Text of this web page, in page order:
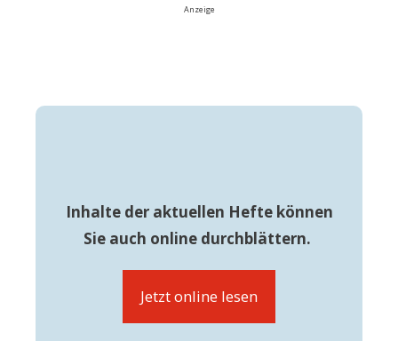
Anzeige
Inhalte der aktuellen Hefte können
Sie auch online durchblättern.
Jetzt online lesen